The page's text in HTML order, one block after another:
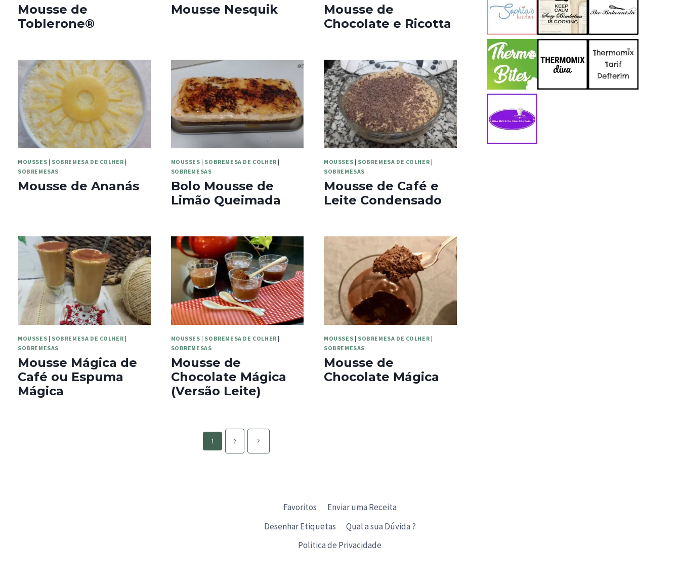
Mousse de
Toblerone®
Mousse Nesquik
Mousse de
Chocolate e Ricotta
MOUSSES | SOBREMESA DE COLHER |
SOBREMESAS
Mousse de Ananás
MOUSSES | SOBREMESA DE COLHER |
SOBREMESAS
Bolo Mousse de
Limão Queimada
MOUSSES | SOBREMESA DE COLHER |
SOBREMESAS
Mousse de Café e
Leite Condensado
MOUSSES | SOBREMESA DE COLHER |
SOBREMESAS
Mousse Mágica de
Café ou Espuma
Mágica
MOUSSES | SOBREMESA DE COLHER |
SOBREMESAS
Mousse de
Chocolate Mágica
(Versão Leite)
MOUSSES | SOBREMESA DE COLHER |
SOBREMESAS
Mousse de
Chocolate Mágica
1 2
Página
seguinte
Favoritos
Enviar uma Receita
Desenhar Etiquetas
Qual a sua Dúvida ?
Politica de Privacidade